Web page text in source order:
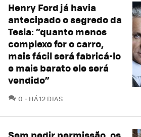
Henry Ford já havia
antecipado o segredo da
Tesla: “quanto menos
complexo for o carro,
mais fácil será fabricá-lo
e mais barato ele será
vendido”
0 COMENTÁRIOS
HÁ 12 DIAS